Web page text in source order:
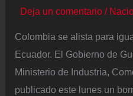
Deja un comentario /
Colombia se alista para
Ecuador. El Gobierno de
Ministerio de Industria,
publicado este lunes un